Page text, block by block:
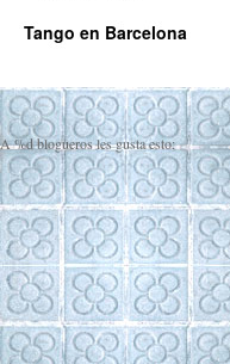
Tango en Barcelona
A%dblogueros les gusta esto: